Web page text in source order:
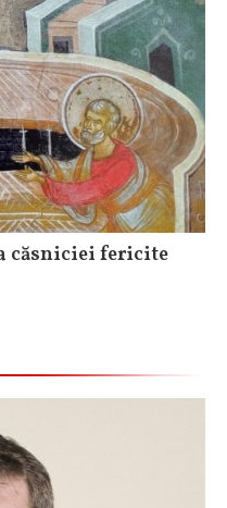
căsniciei fericite